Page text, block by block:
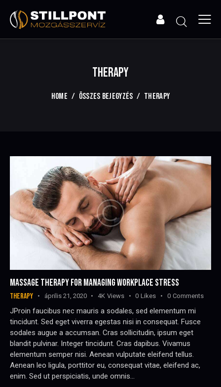
THERAPY
HOME ÖSSZES BEJEGYZÉS THERAPY
MASSAGE THERAPY FOR MANAGING WORKPLACE STRESS
THERAPY április 21, 2020 4K Views 0 Likes 0 Comments
JProin faucibus nec mauris a sodales, sed elementum mi
tincidunt. Sed eget viverra egestas nisi in consequat. Fusce
sodales augue a accumsan. Cras sollicitudin, ipsum eget
blandit pulvinar. Integer tincidunt. Cras dapibus. Vivamus
elementum semper nisi. Aenean vulputate eleifend tellus.
Aenean leo ligula, porttitor eu, consequat vitae, eleifend ac,
enim. Sed ut perspiciatis, unde omnis…